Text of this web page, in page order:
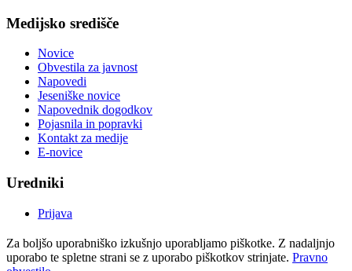
Medijsko središče
Novice
Obvestila za javnost
Napovedi
Jeseniške novice
Napovednik dogodkov
Pojasnila in popravki
Kontakt za medije
E-novice
Uredniki
Prijava
Za boljšo uporabniško izkušnjo uporabljamo piškotke. Z nadaljnjo
uporabo te spletne strani se z uporabo piškotkov strinjate. Pravno